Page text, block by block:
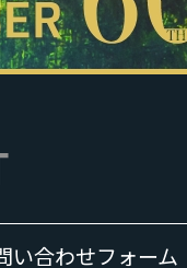
い合わせフォーム